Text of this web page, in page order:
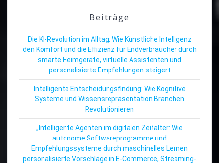
Beiträge
Die KI-Revolution im Alltag: Wie Künstliche Intelligenz
den Komfort und die Effizienz für Endverbraucher durch
smarte Heimgeräte, virtuelle Assistenten und
personalisierte Empfehlungen steigert
Intelligente Entscheidungsfindung: Wie Kognitive
Systeme und Wissensrepräsentation Branchen
Revolutionieren
„Intelligente Agenten im digitalen Zeitalter: Wie
autonome Softwareprogramme und
Empfehlungssysteme durch maschinelles Lernen
personalisierte Vorschläge in E-Commerce, Streaming-